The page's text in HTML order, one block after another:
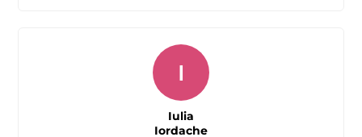
I
Iulia
Iordache